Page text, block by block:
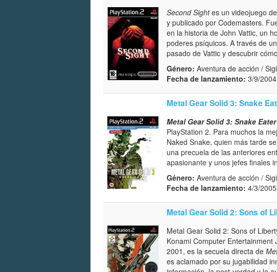
Second Sightes un videojuego
y publicado por Codemasters.
en la historia de John Vattic, un
poderes psíquicos. A través de
pasado de Vattic y descubrir
Género: Aventura de acción /
Fecha de lanzamiento: 3/9/2004
Metal Gear Solid 3: Snake
Metal Gear Solid 3: Snake Eater
PlayStation 2. Para muchos la
Naked Snake, quien más tarde
una precuela de las anteriores
apasionante y unos jefes finales
Género: Aventura de acción /
Fecha de lanzamiento: 4/3/2005
Metal Gear Solid 2: Sons of
Metal Gear Solid 2: Sons of
Konami Computer
2001, es la secuela directa de
es aclamado por su jugabilidad